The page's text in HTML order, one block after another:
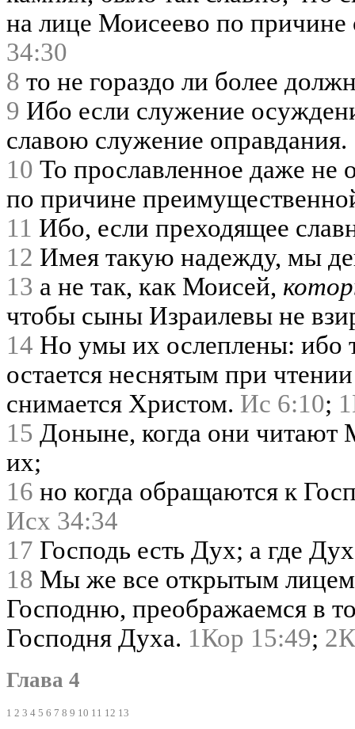
на лице Моисеево по
34:30
8 то не гораздо ли более
9 Ибо если служение
славою служение оправдания.
10 То прославленное даже не
по причине
11 Ибо, если преходящее
12 Имея такую надежду, мы
13 а не так, как Моисей,
чтобы сыны Израилевы не
14 Но умы их ослеплены: ибо
остается неснятым при
снимается Христом. Ис 6:10;
15 Доныне, когда они читают
их;
16 но когда обращаются к
Исх 34:34
17 Господь есть Дух; а где
18 Мы же все открытым лицем,
Господню, преображаемся в
Господня Духа. 1Кор 15:49;
Глава 4
1 2 3 4 5 6 7 8 9 10 11 12 13